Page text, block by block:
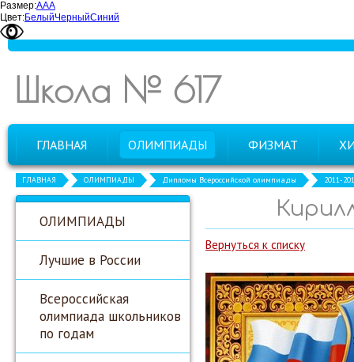
Размер:ААА
Цвет:БелыйЧерныйСиний
Школа № 617
ГЛАВНАЯ ОЛИМПИАДЫ ФИЗМАТ
ГЛАВНАЯ ОЛИМПИАДЫ Дипломы Всероссийской олимпиады 2011-
ОЛИМПИАДЫ
Лучшие в России
Всероссийская
олимпиада школьников
по годам
Вернуться к списку